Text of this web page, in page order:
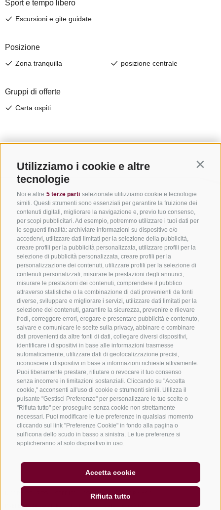
Utilizziamo i cookie e altre
tecnologie
Noi e altre 5 terze parti selezionate utilizziamo cookie e tecnologie
simili. Questi strumenti sono essenziali per garantire la fruizione dei
contenuti digitali, migliorare la navigazione e, previo tuo consenso,
per scopi pubblicitari. Ad esempio, potremmo utilizzare i tuoi dati per
le seguenti finalità: archiviare informazioni su dispositivo e/o
accedervi, utilizzare dati limitati per la selezione della pubblicità,
creare profili per la pubblicità personalizzata, utilizzare profili per la
selezione di pubblicità personalizzata, creare profili per la
personalizzazione dei contenuti, utilizzare profili per la selezione di
contenuti personalizzati, misurare le prestazioni degli annunci,
misurare le prestazioni dei contenuti, comprendere il pubblico
attraverso statistiche o la combinazione di dati provenienti da fonti
diverse, sviluppare e migliorare i servizi, utilizzare dati limitati per la
selezione dei contenuti, garantire la sicurezza, prevenire e rilevare
frodi, correggere errori, erogare e presentare pubblicità e contenuto,
salvare e comunicare le scelte sulla privacy, abbinare e combinare
dati provenienti da altre fonti di dati, collegare diversi dispositivi,
identificare i dispositivi in base alle informazioni trasmesse
automaticamente, utilizzare dati di geolocalizzazione precisi,
riconoscere i dispositivi in base a informazioni richieste attivamente.
Puoi liberamente prestare, rifiutare o revocare il tuo consenso
senza incorrere in limitazioni sostanziali. Cliccando su "Accetta
cookie," acconsenti all'uso di cookie e strumenti simili. Utilizza il
pulsante "Gestisci Preferenze" per personalizzare le tue scelte o
"Rifiuta tutto" per proseguire senza cookie non strettamente
necessari. Puoi modificare le tue preferenze in qualsiasi momento
cliccando sul link "Preferenze Cookie" in fondo alla pagina o
sull'icona dello scudo in basso a sinistra. Le tue preferenze si
applicheranno al solo dispositivo in uso.
Accetta cookie
Rifiuta tutto
CONTATTACI
+39 0472 765325
info@vipiteno.com
NEWSLETTER
Rimani aggiornato sulle nostre offerte
Registrati
COOKIE POLICY
PREFERENZE COOKIES